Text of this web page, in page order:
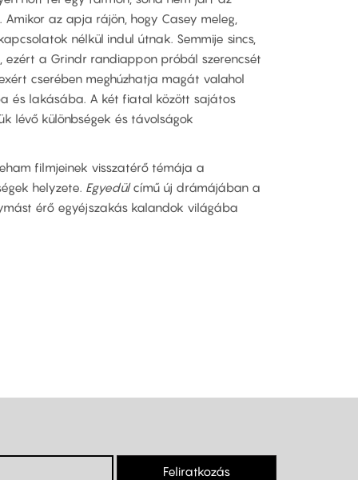
az apja rájön, hogy Casey meleg,
nélkül indul útnak. Semmije sincs,
ezért a Grindr randiappon próbál szerencsét
cserében meghúzhatja magát valahol
és lakásába. A két fiatal között sajátos
lévő különbségek és távolságok
filmjeinek visszatérő témája a
helyzete. Egyedülcímű új drámájában a
érő egyéjszakás kalandok világába
Feliratkozás